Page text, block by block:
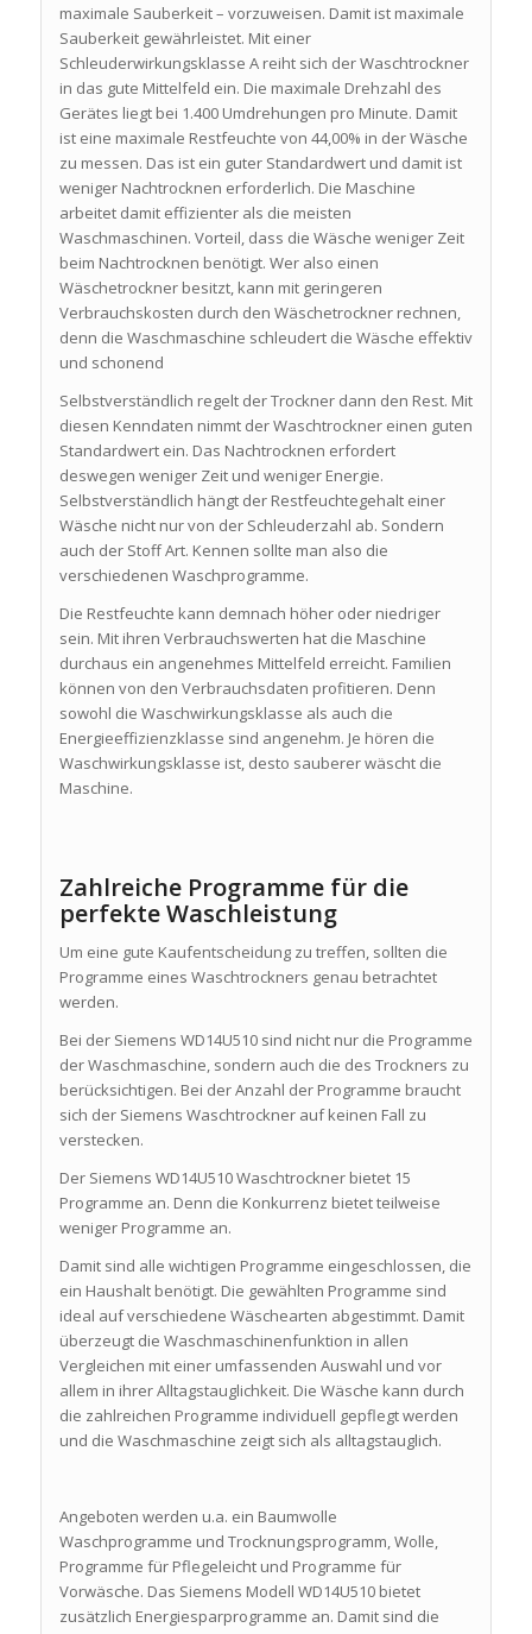
maximale Sauberkeit – vorzuweisen. Damit ist maximale
Sauberkeit gewährleistet. Mit einer
Schleuderwirkungsklasse A reiht sich der Waschtrockner
in das gute Mittelfeld ein. Die maximale Drehzahl des
Gerätes liegt bei 1.400 Umdrehungen pro Minute. Damit
ist eine maximale Restfeuchte von 44,00% in der Wäsche
zu messen. Das ist ein guter Standardwert und damit ist
weniger Nachtrocknen erforderlich. Die Maschine
arbeitet damit effizienter als die meisten
Waschmaschinen. Vorteil, dass die Wäsche weniger Zeit
beim Nachtrocknen benötigt. Wer also einen
Wäschetrockner besitzt, kann mit geringeren
Verbrauchskosten durch den Wäschetrockner rechnen,
denn die Waschmaschine schleudert die Wäsche effektiv
und schonend
Selbstverständlich regelt der Trockner dann den Rest. Mit
diesen Kenndaten nimmt der Waschtrockner einen guten
Standardwert ein. Das Nachtrocknen erfordert
deswegen weniger Zeit und weniger Energie.
Selbstverständlich hängt der Restfeuchtegehalt einer
Wäsche nicht nur von der Schleuderzahl ab. Sondern
auch der Stoff Art. Kennen sollte man also die
verschiedenen Waschprogramme.
Die Restfeuchte kann demnach höher oder niedriger
sein. Mit ihren Verbrauchswerten hat die Maschine
durchaus ein angenehmes Mittelfeld erreicht. Familien
können von den Verbrauchsdaten profitieren. Denn
sowohl die Waschwirkungsklasse als auch die
Energieeffizienzklasse sind angenehm. Je hören die
Waschwirkungsklasse ist, desto sauberer wäscht die
Maschine.
Zahlreiche Programme für die
perfekte Waschleistung
Um eine gute Kaufentscheidung zu treffen, sollten die
Programme eines Waschtrockners genau betrachtet
werden.
Bei der Siemens WD14U510 sind nicht nur die Programme
der Waschmaschine, sondern auch die des Trockners zu
berücksichtigen. Bei der Anzahl der Programme braucht
sich der Siemens Waschtrockner auf keinen Fall zu
verstecken.
Der Siemens WD14U510 Waschtrockner bietet 15
Programme an. Denn die Konkurrenz bietet teilweise
weniger Programme an.
Damit sind alle wichtigen Programme eingeschlossen, die
ein Haushalt benötigt. Die gewählten Programme sind
ideal auf verschiedene Wäschearten abgestimmt. Damit
überzeugt die Waschmaschinenfunktion in allen
Vergleichen mit einer umfassenden Auswahl und vor
allem in ihrer Alltagstauglichkeit. Die Wäsche kann durch
die zahlreichen Programme individuell gepflegt werden
und die Waschmaschine zeigt sich als alltagstauglich.
Angeboten werden u.a. ein Baumwolle
Waschprogramme und Trocknungsprogramm, Wolle,
Programme für Pflegeleicht und Programme für
Vorwäsche. Das Siemens Modell WD14U510 bietet
zusätzlich Energiesparprogramme an. Damit sind die